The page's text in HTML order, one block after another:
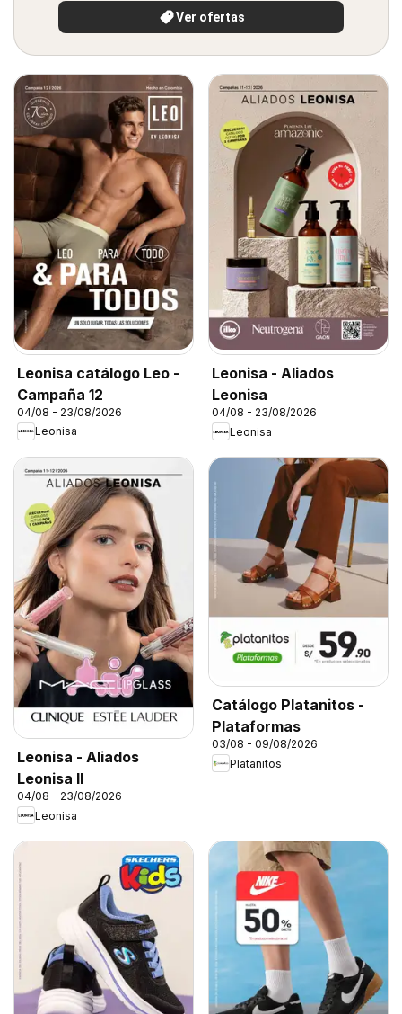
Ver ofertas
Leonisa catálogo Leo -
Campaña 12
04/08 - 23/08/2026
Leonisa
Leonisa - Aliados
Leonisa
04/08 - 23/08/2026
Leonisa
Leonisa - Aliados
Leonisa II
04/08 - 23/08/2026
Leonisa
Catálogo Platanitos -
Plataformas
03/08 - 09/08/2026
Platanitos